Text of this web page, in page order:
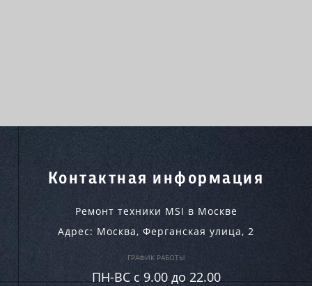
Контактная информация
Ремонт техники MSI в Москве
Адрес: Москва, Ферганская улица, 2
ГРАФИК РАБОТЫ
ПН-ВC c 9.00 до 22.00